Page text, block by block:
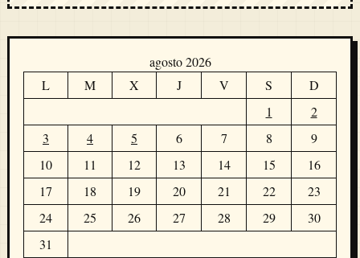
agosto 2026
L
M X J V S
D
1
2
3
4 5 6 7 8
9
10
11 12 13 14 15
16
17
18 19 20 21 22
23
24
25 26 27 28 29
30
31